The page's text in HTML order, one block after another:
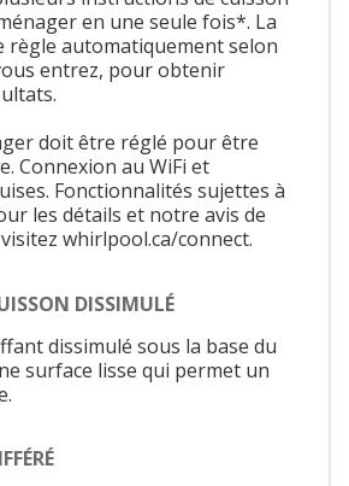
en une seule fois*. La
règle automatiquement selon
entrez, pour obtenir
doit être réglé pour être
Connexion au WiFi et
Fonctionnalités sujettes à
les détails et notre avis de
whirlpool.ca/connect.
DISSIMULÉ
dissimulé sous la base du
surface lisse qui permet un